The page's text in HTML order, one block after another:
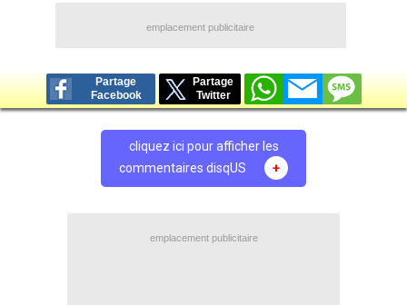
emplacement publicitaire
Partage
Facebook
Partage
Twitter
cliquez ici pour afficher les
commentaires disqUS
+
emplacement publicitaire